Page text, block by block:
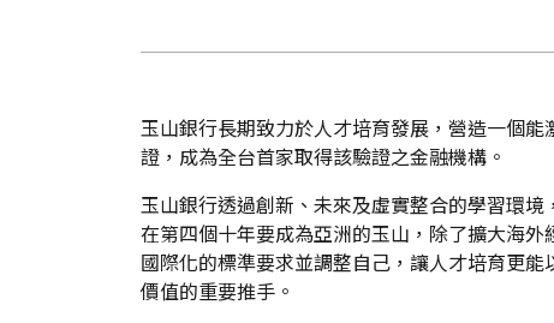
玉山銀行長期致力於人才培育發展，營造一個
證，成為全台首家取得該驗證之金融機構。
玉山銀行透過創新、未來及虛實整合的學習環
在第四個十年要成為亞洲的玉山，除了擴大海
國際化的標準要求並調整自己，讓人才培育更
價值的重要推手。